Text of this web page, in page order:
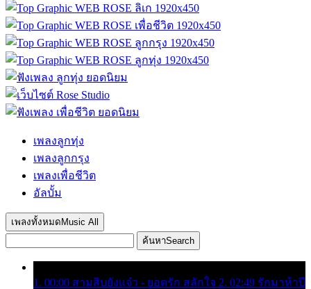
เพลงลูกทุ่ง
เพลงลูกกรุง
เพลงเพื่อชีวิต
อัลบั้ม
เพลงทั้งหมด Music All
ค้นหาSearch
1. 00:00 สามสิบยังแจ๋ว - ยอดรัก สลักใจ 2. 02:49 รักมาห้าปี